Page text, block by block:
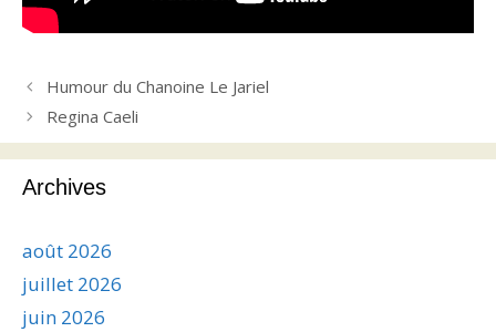
Humour du Chanoine Le Jariel
Regina Caeli
Archives
août 2026
juillet 2026
juin 2026